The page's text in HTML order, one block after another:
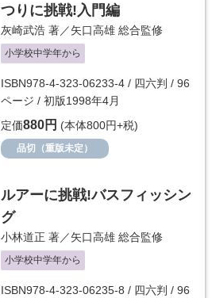
つりに挑戦!入門編
灰崎武浩 著／矢口高雄 総合監修
小学校中学年から
ISBN978-4-323-06233-4 / 四六判 / 96
ページ / 初版1998年4月
定価880円 (本体800円+税)
品切（重版未定）
ルアーに挑戦!バスフィッシン
グ
小林道正 著／矢口高雄 総合監修
小学校中学年から
ISBN978-4-323-06235-8 / 四六判 / 96